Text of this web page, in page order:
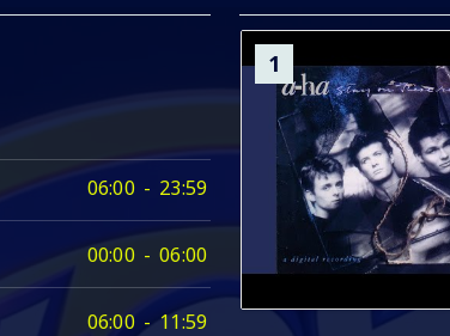
06:00 - 23:59
00:00 - 06:00
06:00 - 11:59
1